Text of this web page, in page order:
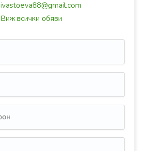
ivastoeva88@gmail.com
Виж всички обяви